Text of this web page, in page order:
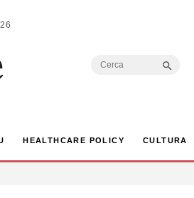
2026
Search
HEALTHCARE POLICY CULTURA